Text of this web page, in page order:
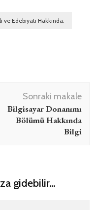
ve Edebiyatı Hakkında:
Sonraki makale
Bilgisayar Donanımı
Bölümü Hakkında
Bilgi
gidebilir...